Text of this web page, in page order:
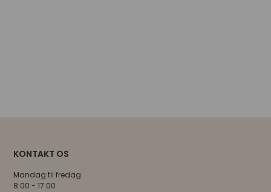
KONTAKT OS
Mandag til fredag
8.00 - 17.00